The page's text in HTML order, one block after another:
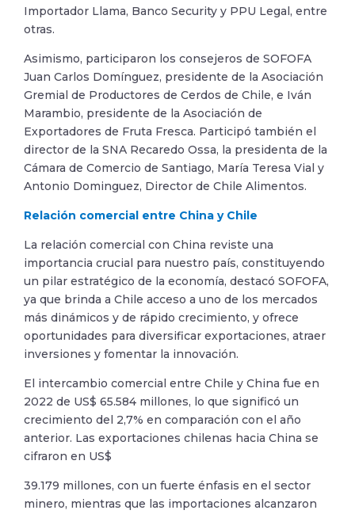
Importador Llama, Banco Security y PPU Legal, entre
otras.
Asimismo, participaron los consejeros de SOFOFA
Juan Carlos Domínguez, presidente de la Asociación
Gremial de Productores de Cerdos de Chile, e Iván
Marambio, presidente de la Asociación de
Exportadores de Fruta Fresca. Participó también el
director de la SNA Recaredo Ossa, la presidenta de la
Cámara de Comercio de Santiago, María Teresa Vial y
Antonio Dominguez, Director de Chile Alimentos.
Relación comercial entre China y Chile
La relación comercial con China reviste una
importancia crucial para nuestro país, constituyendo
un pilar estratégico de la economía, destacó SOFOFA,
ya que brinda a Chile acceso a uno de los mercados
más dinámicos y de rápido crecimiento, y ofrece
oportunidades para diversificar exportaciones, atraer
inversiones y fomentar la innovación.
El intercambio comercial entre Chile y China fue en
2022 de US$ 65.584 millones, lo que significó un
crecimiento del 2,7% en comparación con el año
anterior. Las exportaciones chilenas hacia China se
cifraron en US$
39.179 millones, con un fuerte énfasis en el sector
minero, mientras que las importaciones alcanzaron